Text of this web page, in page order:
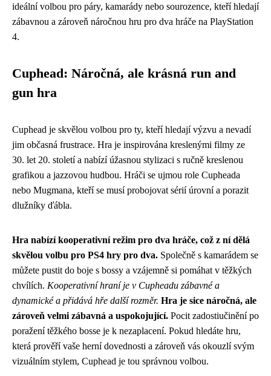
ideální volbou pro páry, kamarády nebo sourozence, kteří hledají
zábavnou a zároveň náročnou hru pro dva hráče na PlayStation
4.
Cuphead: Náročná, ale krásná run and
gun hra
Cuphead je skvělou volbou pro ty, kteří hledají výzvu a nevadí
jim občasná frustrace. Hra je inspirována kreslenými filmy ze
30. let 20. století a nabízí úžasnou stylizaci s ručně kreslenou
grafikou a jazzovou hudbou. Hráči se ujmou role Cupheada
nebo Mugmana, kteří se musí probojovat sérií úrovní a porazit
dlužníky ďábla.
Hra nabízí kooperativní režim pro dva hráče, což z ní dělá
skvělou volbu pro PS4 hry pro dva. Společně s kamarádem se
můžete pustit do boje s bossy a vzájemně si pomáhat v těžkých
chvílích. Kooperativní hraní je v Cupheadu zábavné a
dynamické a přidává hře další rozměr. Hra je sice náročná, ale
zároveň velmi zábavná a uspokojující. Pocit zadostiučinění po
poražení těžkého bosse je k nezaplacení. Pokud hledáte hru,
která prověří vaše herní dovednosti a zároveň vás okouzlí svým
vizuálním stylem, Cuphead je tou správnou volbou.